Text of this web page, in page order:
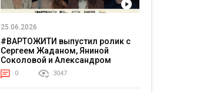
25.06.2026
#ВАРТОЖИТИ выпустил ролик с
Сергеем Жаданом, Яниной
Соколовой и Александром
Тереном о жизни в постоянном
напряжении
0 3047